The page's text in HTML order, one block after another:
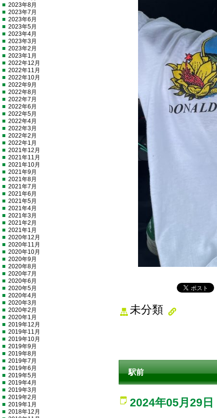
未分類
駅前
2024年05月29日
2023年8月
2023年7月
2023年6月
2023年5月
2023年4月
2023年3月
2023年2月
2023年1月
2022年12月
2022年11月
2022年10月
2022年9月
2022年8月
2022年7月
2022年6月
2022年5月
2022年4月
2022年3月
2022年2月
2022年1月
2021年12月
2021年11月
2021年10月
2021年9月
2021年8月
2021年7月
2021年6月
2021年5月
2021年4月
2021年3月
2021年2月
2021年1月
2020年12月
2020年11月
2020年10月
2020年9月
2020年8月
2020年7月
2020年6月
2020年5月
2020年4月
2020年3月
2020年2月
2020年1月
2019年12月
2019年11月
2019年10月
2019年9月
2019年8月
2019年7月
2019年6月
2019年5月
2019年4月
2019年3月
2019年2月
2019年1月
2018年12月